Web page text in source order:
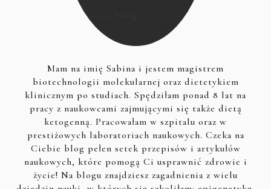
Mam na imię Sabina i jestem magistrem
biotechnologii molekularnej oraz dietetykiem
klinicznym po studiach. Spędziłam ponad 8 lat na
pracy z naukowcami zajmującymi się także dietą
ketogenną. Pracowałam w szpitalu oraz w
prestiżowych laboratoriach naukowych. Czeka na
Ciebie blog pełen setek przepisów i artykułów
naukowych, które pomogą Ci usprawnić zdrowie i
życie! Na blogu znajdziesz zagadnienia z wielu